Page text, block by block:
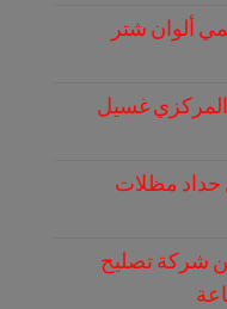
ألوان شتر
المركزي غسيل
حداد مظلات
شركة تصليح